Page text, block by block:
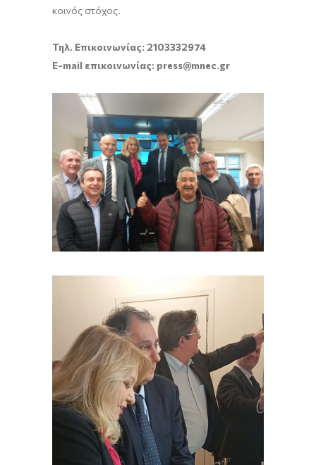
κοινός στόχος.
Τηλ. Επικοινωνίας: 2103332974
E-mail επικοινωνίας: press@mnec.gr